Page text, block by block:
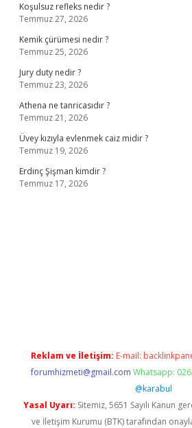
Koşulsuz refleks nedir ?
Temmuz 27, 2026
Kemik çürümesi nedir ?
Temmuz 25, 2026
Jury duty nedir ?
Temmuz 23, 2026
Athena ne tanricasıdır ?
Temmuz 21, 2026
Üvey kızıyla evlenmek caiz midir ?
Temmuz 19, 2026
Erdinç Şişman kimdir ?
Temmuz 17, 2026
Reklam ve İletişim: E-mail:
forumhizmeti@gmail.com Whatsapp:
@karabul
Yasal Uyarı: Sitemiz, 5651 Sayılı Kanun
ve İletişim Kurumu (BTK) tarafından